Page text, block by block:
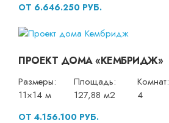
ОТ 6.646.250 РУБ.
ПРОЕКТ ДОМА «КЕМБРИДЖ»
Размеры:
11×14 м
Площадь:
127,88 м2
Комнат:
4
ОТ 4.156.100 РУБ.